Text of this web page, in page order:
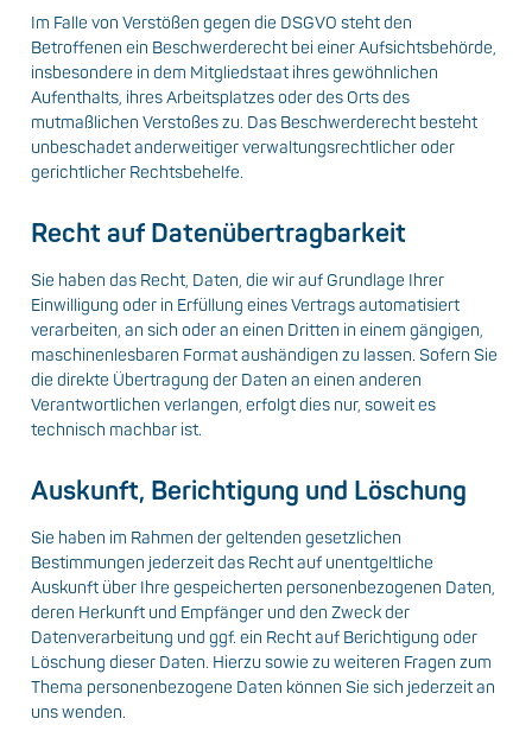
Im Falle von Verstößen gegen die DSGVO steht den
Betroffenen ein Beschwerderecht bei einer Aufsichtsbehörde,
insbesondere in dem Mitgliedstaat ihres gewöhnlichen
Aufenthalts, ihres Arbeitsplatzes oder des Orts des
mutmaßlichen Verstoßes zu. Das Beschwerderecht besteht
unbeschadet anderweitiger verwaltungsrechtlicher oder
gerichtlicher Rechtsbehelfe.
Recht auf Daten­übertrag­barkeit
Sie haben das Recht, Daten, die wir auf Grundlage Ihrer
Einwilligung oder in Erfüllung eines Vertrags automatisiert
verarbeiten, an sich oder an einen Dritten in einem gängigen,
maschinenlesbaren Format aushändigen zu lassen. Sofern Sie
die direkte Übertragung der Daten an einen anderen
Verantwortlichen verlangen, erfolgt dies nur, soweit es
technisch machbar ist.
Auskunft, Berichtigung und Löschung
Sie haben im Rahmen der geltenden gesetzlichen
Bestimmungen jederzeit das Recht auf unentgeltliche
Auskunft über Ihre gespeicherten personenbezogenen Daten,
deren Herkunft und Empfänger und den Zweck der
Datenverarbeitung und ggf. ein Recht auf Berichtigung oder
Löschung dieser Daten. Hierzu sowie zu weiteren Fragen zum
Thema personenbezogene Daten können Sie sich jederzeit an
uns wenden.